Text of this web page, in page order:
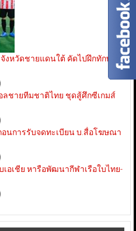
หวัดชายแดนใต้ คัดไปฝึกทักษะ
ลชายทีมชาติไทย ชุดสู้ศึกซีเกมส์
ถอนการรับจดทะเบียน บ.สื่อโฆษณา
เอเชีย หารือพัฒนากีฬาเรือใบไทย-